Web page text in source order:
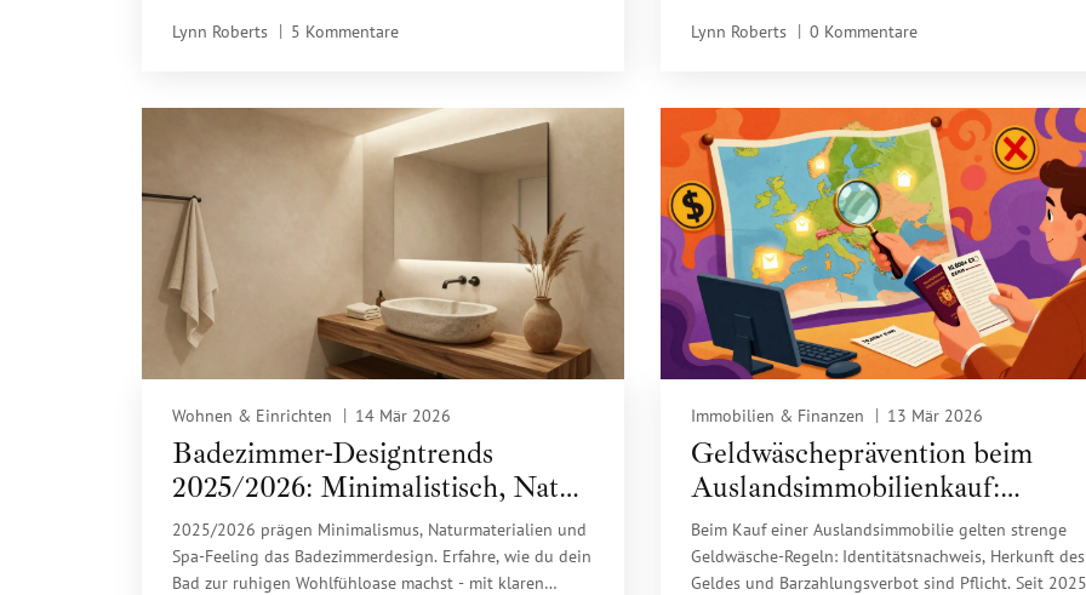
Fördermittel nutzt.
Lynn Roberts 5 Kommentare
Leben passt.
Lynn Roberts 0 Kommentare
Wohnen & Einrichten 14 Mär 2026
Badezimmer-Designtrends
2025/2026: Minimalistisch, Natur,
Spa-Feeling
2025/2026 prägen Minimalismus, Naturmaterialien und
Spa-Feeling das Badezimmerdesign. Erfahre, wie du dein
Bad zur ruhigen Wohlfühloase machst - mit klaren
Immobilien & Finanzen 13 Mär 2026
Geldwäscheprävention beim
Auslandsimmobilienkauf:
Nachweispflichten und
Meldepflichten 2026
Beim Kauf einer Auslandsimmobilie gelten strenge
Geldwäsche-Regeln: Identitätsnachweis, Herkunft des
Geldes und Barzahlungsverbot sind Pflicht. Seit 2025